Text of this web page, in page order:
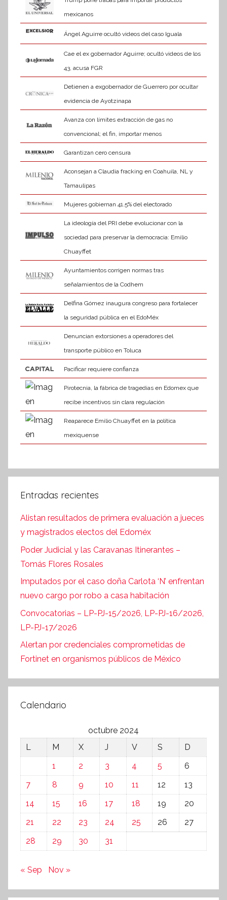
v
mexicanos
Ángel Aguirre ocultó videos del caso Iguala
Cae el ex gobernador Aguirre; ocultó videos de los
43, acusa FGR
Detienen a exgobernador de Guerrero por ocultar
evidencia de Ayotzinapa
Avanza con límites extracción de gas no
convencional; el fin, importar menos
Garantizan cero censura
Aconsejan a Claudia fracking en Coahuila, NL y
Tamaulipas
Mujeres gobiernan 41.5% del electorado
La ideología del PRI debe evolucionar con la
sociedad para preservar la democracia: Emilio
Chuayffet
Ayuntamientos corrigen normas tras
señalamientos de la Codhem
Delfina Gómez inaugura congreso para fortalecer
la seguridad pública en el EdoMéx
Denuncian extorsiones a operadores del
transporte público en Toluca
Pacificar requiere confianza
Pirotecnia, la fábrica de tragedias en Edomex que
recibe incentivos sin clara regulación
Reaparece Emilio Chuayffet en la política
mexiquense
Entradas recientes
Alistan resultados de primera evaluación a jueces
y magistrados electos del Edoméx
Poder Judicial y las Caravanas Itinerantes –
Tomás Flores Rosales
Imputados por el caso doña Carlota ‘N’ enfrentan
nuevo cargo por robo a casa habitación
Convocatorias – LP-PJ-15/2026, LP-PJ-16/2026,
LP-PJ-17/2026
Alertan por credenciales comprometidas de
Fortinet en organismos públicos de México
Calendario
octubre 2024
L
M X J V S
D
1
2 3 4 5
6
7
8 9 10 11 12
13
14
15 16 17 18 19
20
21
22 23 24 25 26
27
28
29 30 31
« Sep Nov »